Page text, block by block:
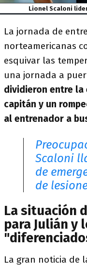
Lionel Scaloni
La jornada de
norteamericanas
esquivar las
una jornada a
dividieron entre la
capitán y un
al entrenador a
Scaloni
de
de
La situación
para Julián y
La gran noticia de